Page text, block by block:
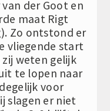
der Goot en
maat Rigt
Zo ontstond er
vliegende start
zij weten gelijk
te lopen naar
voor
slagen er niet